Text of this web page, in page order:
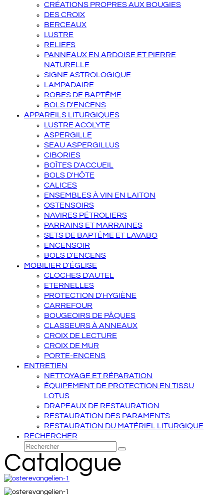
CRÉATIONS PROPRES AUX BOUGIES
DES CROIX
BERCEAUX
LUSTRE
RELIEFS
PANNEAUX EN ARDOISE ET PIERRE
NATURELLE
SIGNE ASTROLOGIQUE
LAMPADAIRE
ROBES DE BAPTÊME
BOLS D'ENCENS
APPAREILS LITURGIQUES
LUSTRE ACOLYTE
ASPERGILLE
SEAU ASPERGILLUS
CIBORIES
BOÎTES D'ACCUEIL
BOLS D'HÔTE
CALICES
ENSEMBLES À VIN EN LAITON
OSTENSOIRS
NAVIRES PÉTROLIERS
PARRAINS ET MARRAINES
SETS DE BAPTÊME ET LAVABO
ENCENSOIR
BOLS D'ENCENS
MOBILIER D'ÉGLISE
CLOCHES D'AUTEL
ETERNELLES
PROTECTION D'HYGIÈNE
CARREFOUR
BOUGEOIRS DE PÂQUES
CLASSEURS À ANNEAUX
CROIX DE LECTURE
CROIX DE MUR
PORTE-ENCENS
ENTRETIEN
NETTOYAGE ET RÉPARATION
ÉQUIPEMENT DE PROTECTION EN TISSU
LOTUS
DRAPEAUX DE RESTAURATION
RESTAURATION DES PARAMENTS
RESTAURATION DU MATÉRIEL LITURGIQUE
RECHERCHER
Rechercher
Envoyer
Catalogue